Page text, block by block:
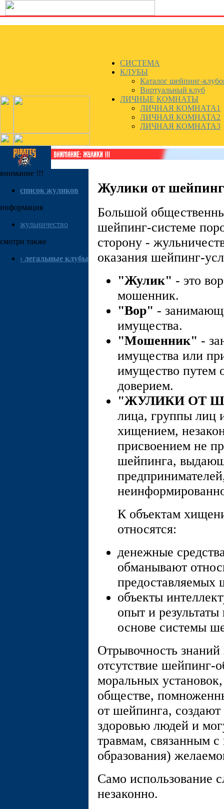
СИСТЕМА
КЛУБЫ
Каталог шейпинг-
Виртуальный клуб
ЛИЧНЫЕ КОМНАТЫ
ЛИЧНАЯ КОМНАТА1
ЛИЧНАЯ КОМНАТА2
ЛИЧНАЯ КОМНАТА3
внимание !!!
список жуликов
информация
жульничествo
смотри также
› легальные клубы
Жулики от
Большой
шейпинг-системе
сторону -
оказания шейпинг-
"Жулик" - это
мошенник.
"Вор" -
имущества.
"Мошенник" -
имущества или
имущество путем
доверием.
"ЖУЛИКИ ОТ
лица, группы лиц
хищением,
присвоением не
шейпинга,
К объектам
относятся:
денежные
обманывают
предоставляемых
объекты
опыт и
основе системы
Отрывочность
отсутствие шейпинг-
моральных
обществе,
от шейпинга,
здоровью людей и
травмам, связанным с
образования)
Само использование
незаконно.